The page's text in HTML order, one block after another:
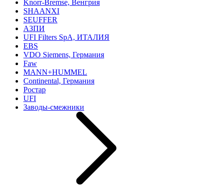
Knorr-Bremse, Венгрия
SHAANXI
SEUFFER
АЗПИ
UFI Filters SpA, ИТАЛИЯ
EBS
VDO Siemens, Германия
Faw
MANN+HUMMEL
Continental, Германия
Ростар
UFI
Заводы-смежники